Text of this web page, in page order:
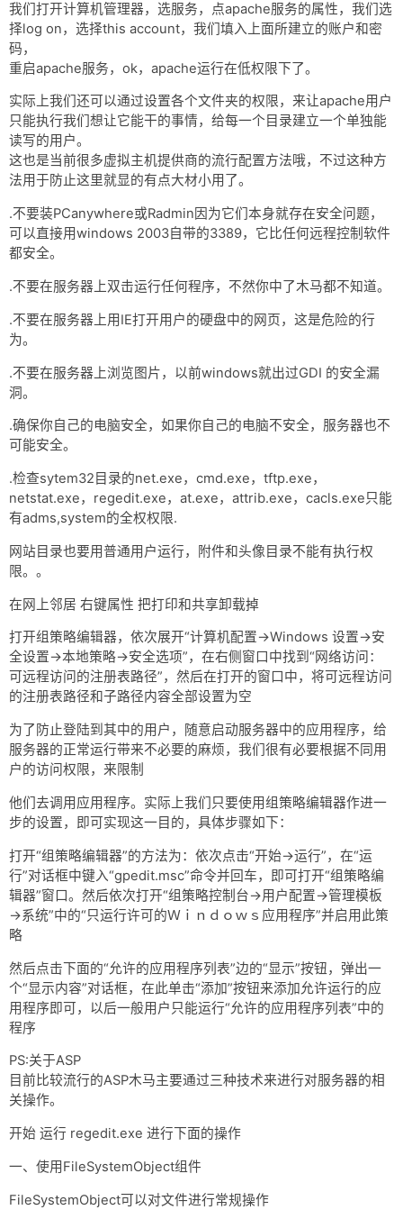
我们打开计算机管理器，选服务，点apache服务的属性，我们选
择log on，选择this account，我们填入上面所建立的账户和密
码，
重启apache服务，ok，apache运行在低权限下了。
实际上我们还可以通过设置各个文件夹的权限，来让apache用户
只能执行我们想让它能干的事情，给每一个目录建立一个单独能
读写的用户。
这也是当前很多虚拟主机提供商的流行配置方法哦，不过这种方
法用于防止这里就显的有点大材小用了。
.不要装PCanywhere或Radmin因为它们本身就存在安全问题，
可以直接用windows 2003自带的3389，它比任何远程控制软件
都安全。
.不要在服务器上双击运行任何程序，不然你中了木马都不知道。
.不要在服务器上用IE打开用户的硬盘中的网页，这是危险的行
为。
.不要在服务器上浏览图片，以前windows就出过GDI 的安全漏
洞。
.确保你自己的电脑安全，如果你自己的电脑不安全，服务器也不
可能安全。
.检查sytem32目录的net.exe，cmd.exe，tftp.exe，
netstat.exe，regedit.exe，at.exe，attrib.exe，cacls.exe只能
有adms,system的全权权限.
网站目录也要用普通用户运行，附件和头像目录不能有执行权
限。。
在网上邻居 右键属性 把打印和共享卸载掉
打开组策略编辑器，依次展开“计算机配置→Windows 设置→安
全设置→本地策略→安全选项”，在右侧窗口中找到“网络访问：
可远程访问的注册表路径”，然后在打开的窗口中，将可远程访问
的注册表路径和子路径内容全部设置为空
为了防止登陆到其中的用户，随意启动服务器中的应用程序，给
服务器的正常运行带来不必要的麻烦，我们很有必要根据不同用
户的访问权限，来限制
他们去调用应用程序。实际上我们只要使用组策略编辑器作进一
步的设置，即可实现这一目的，具体步骤如下：
打开“组策略编辑器”的方法为：依次点击“开始→运行”，在“运
行”对话框中键入“gpedit.msc”命令并回车，即可打开“组策略编
辑器”窗口。然后依次打开“组策略控制台→用户配置→管理模板
→系统”中的“只运行许可的Ｗｉｎｄｏｗｓ应用程序”并启用此策
略
然后点击下面的“允许的应用程序列表”边的“显示”按钮，弹出一
个“显示内容”对话框，在此单击“添加”按钮来添加允许运行的应
用程序即可，以后一般用户只能运行“允许的应用程序列表”中的
程序
PS:关于ASP
目前比较流行的ASP木马主要通过三种技术来进行对服务器的相
关操作。
开始 运行 regedit.exe 进行下面的操作
一、使用FileSystemObject组件
FileSystemObject可以对文件进行常规操作